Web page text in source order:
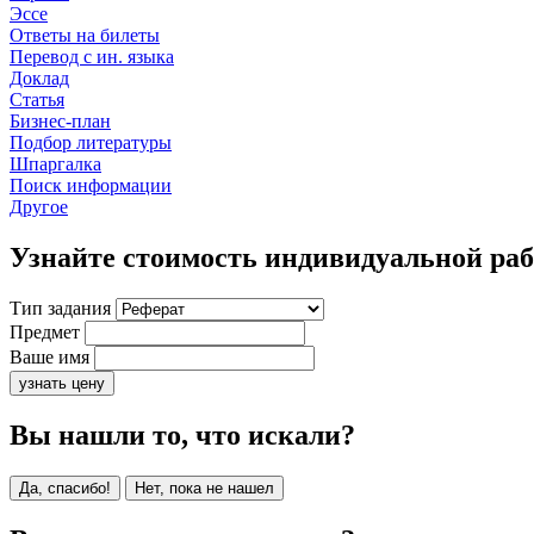
Эссе
Ответы на билеты
Перевод с ин. языка
Доклад
Статья
Бизнес-план
Подбор литературы
Шпаргалка
Поиск информации
Другое
Узнайте стоимость индивидуальной
Тип задания
Предмет
Ваше имя
узнать цену
Вы нашли то, что искали?
Да, спасибо! Нет, пока не нашел